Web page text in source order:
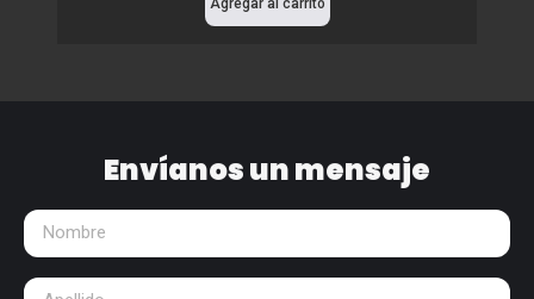
Agregar al carrito
Envíanos un mensaje